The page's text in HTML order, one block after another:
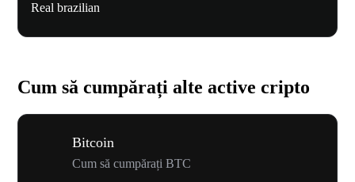
Real brazilian
Cum să cumpărați alte active cripto
Bitcoin
Cum să cumpărați BTC